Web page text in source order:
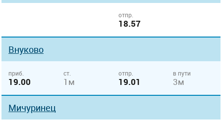
отпр.
18.57
Внуково
приб.
19.00
ст.
1м
отпр.
19.01
в пути
3м
Мичуринец